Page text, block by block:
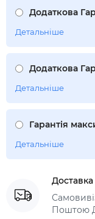
Додаткова
Детальніше
Додаткова
Детальніше
Гарантія
Детальніше
Доставка
Поштою